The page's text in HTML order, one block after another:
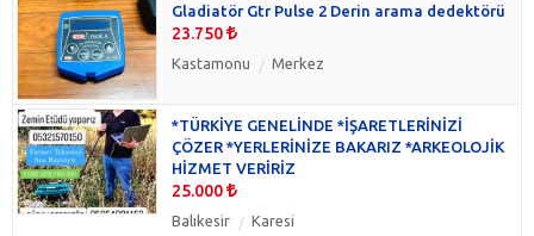
Gladiatör Gtr Pulse 2 Derin arama dedektörü
23.750
Kastamonu Merkez
*TÜRKİYE GENELİNDE *İŞARETLERİNİZİ
ÇÖZER *YERLERİNİZE BAKARIZ *ARKEOLOJİK
HİZMET VERİRİZ
25.000
Balıkesir Karesi